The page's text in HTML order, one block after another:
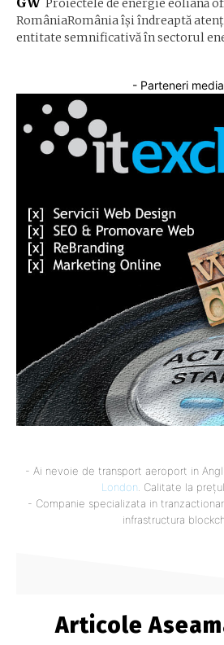
Proiectele de energie eoliană
RomâniaRomânia își îndreaptă
entitate semnificativă în sectorul
- Parteneri
- Ai nevoie de transport aeroport in
London. Calitate la
- Companie specializata in
infrastructura
Articole